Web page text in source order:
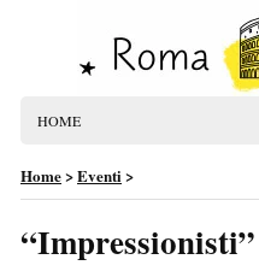
HOME
Home>Eventi>